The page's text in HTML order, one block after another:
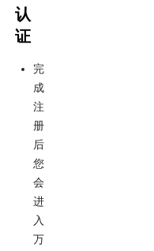
认
证
完
成
注
册
后
您
会
进
入
万